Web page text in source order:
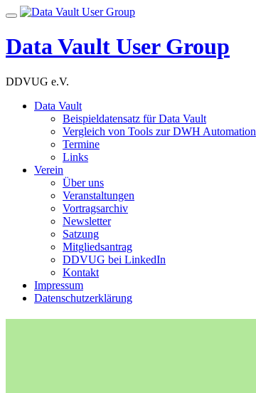
Skip
content
Toggle
Data Vault User Group
DDVUG e.V.
Data Vault
Beispieldatensatz für Data Vault
Vergleich von Tools zur DWH Automation
Termine
Links
Verein
Über uns
Veranstaltungen
Vortragsarchiv
Newsletter
Satzung
Mitgliedsantrag
DDVUG bei LinkedIn
Kontakt
Impressum
Datenschutzerklärung